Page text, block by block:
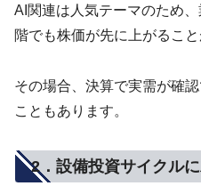
AI関連は人気テーマのため
階でも株価が先に上がること
その場合、決算で実需が確
こともあります。
2．設備投資サイクル